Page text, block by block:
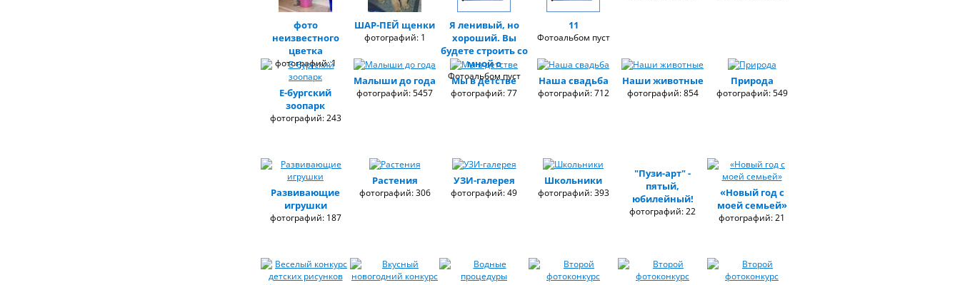
фото
неизвестного
цветка
фотографий: 1
ШАР-ПЕЙ щенки
фотографий: 1
Я ленивый, но
хороший. Вы
будете строить со
мной о
Фотоальбом пуст
11
Фотоальбом пуст
Е-бургский
зоопарк
фотографий: 243
Малыши до года
фотографий: 5457
Мы в детстве
фотографий: 77
Наша свадьба
фотографий: 712
Наши животные
фотографий: 854
Природа
фотографий: 549
Развивающие
игрушки
фотографий: 187
Растения
фотографий: 306
УЗИ-галерея
фотографий: 49
Школьники
фотографий: 393
"Пузи-арт" -
пятый,
юбилейный!
фотографий: 22
«Новый год с
моей семьей»
фотографий: 21